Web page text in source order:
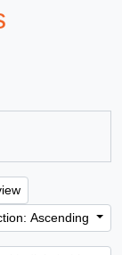
Ascending